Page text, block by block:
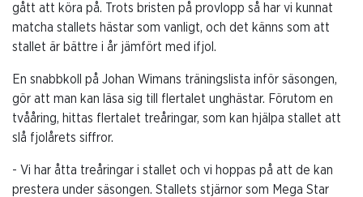
gått att köra på. Trots bristen på provlopp så har vi kunnat
matcha stallets hästar som vanligt, och det känns som att
stallet är bättre i år jämfört med ifjol.
En snabbkoll på Johan Wimans träningslista inför säsongen,
gör att man kan läsa sig till flertalet unghästar. Förutom en
tvååring, hittas flertalet treåringar, som kan hjälpa stallet att
slå fjolårets siffror.
- Vi har åtta treåringar i stallet och vi hoppas på att de kan
prestera under säsongen. Stallets stjärnor som Mega Star